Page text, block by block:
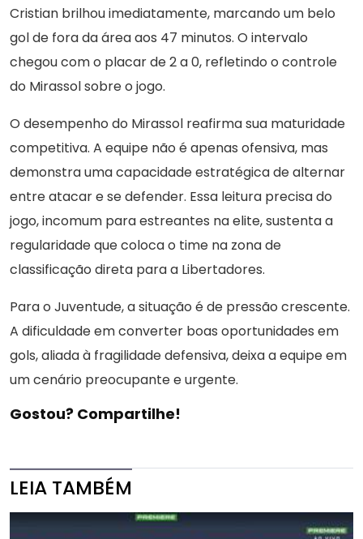
Cristian brilhou imediatamente, marcando um belo
gol de fora da área aos 47 minutos. O intervalo
chegou com o placar de 2 a 0, refletindo o controle
do Mirassol sobre o jogo.
O desempenho do Mirassol reafirma sua maturidade
competitiva. A equipe não é apenas ofensiva, mas
demonstra uma capacidade estratégica de alternar
entre atacar e se defender. Essa leitura precisa do
jogo, incomum para estreantes na elite, sustenta a
regularidade que coloca o time na zona de
classificação direta para a Libertadores.
Para o Juventude, a situação é de pressão crescente.
A dificuldade em converter boas oportunidades em
gols, aliada à fragilidade defensiva, deixa a equipe em
um cenário preocupante e urgente.
Gostou? Compartilhe!
LEIA TAMBÉM